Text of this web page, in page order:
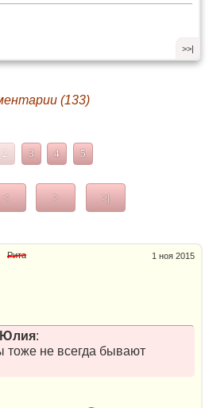
>>|
(133)
2 3 4 5
< > >|
1 ноя 2015
Рита
Юлия:
тоже не всегда бывают